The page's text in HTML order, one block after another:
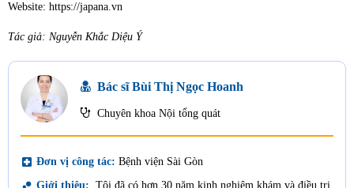
Website: https://japana.vn
Tác giả: Nguyễn Khắc Diệu Ý
Bác sĩ Bùi Thị Ngọc Hoanh
Chuyên khoa Nội tổng quát
local_hospital Đơn vị công tác: Bệnh viện Sài Gòn
Giới thiệu: Tôi đã có hơn 30 năm kinh nghiệm khám và điều trị,